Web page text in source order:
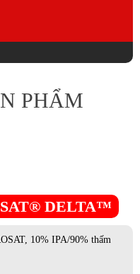
PHẨM
DELTA™
10% IPA/90% thấm